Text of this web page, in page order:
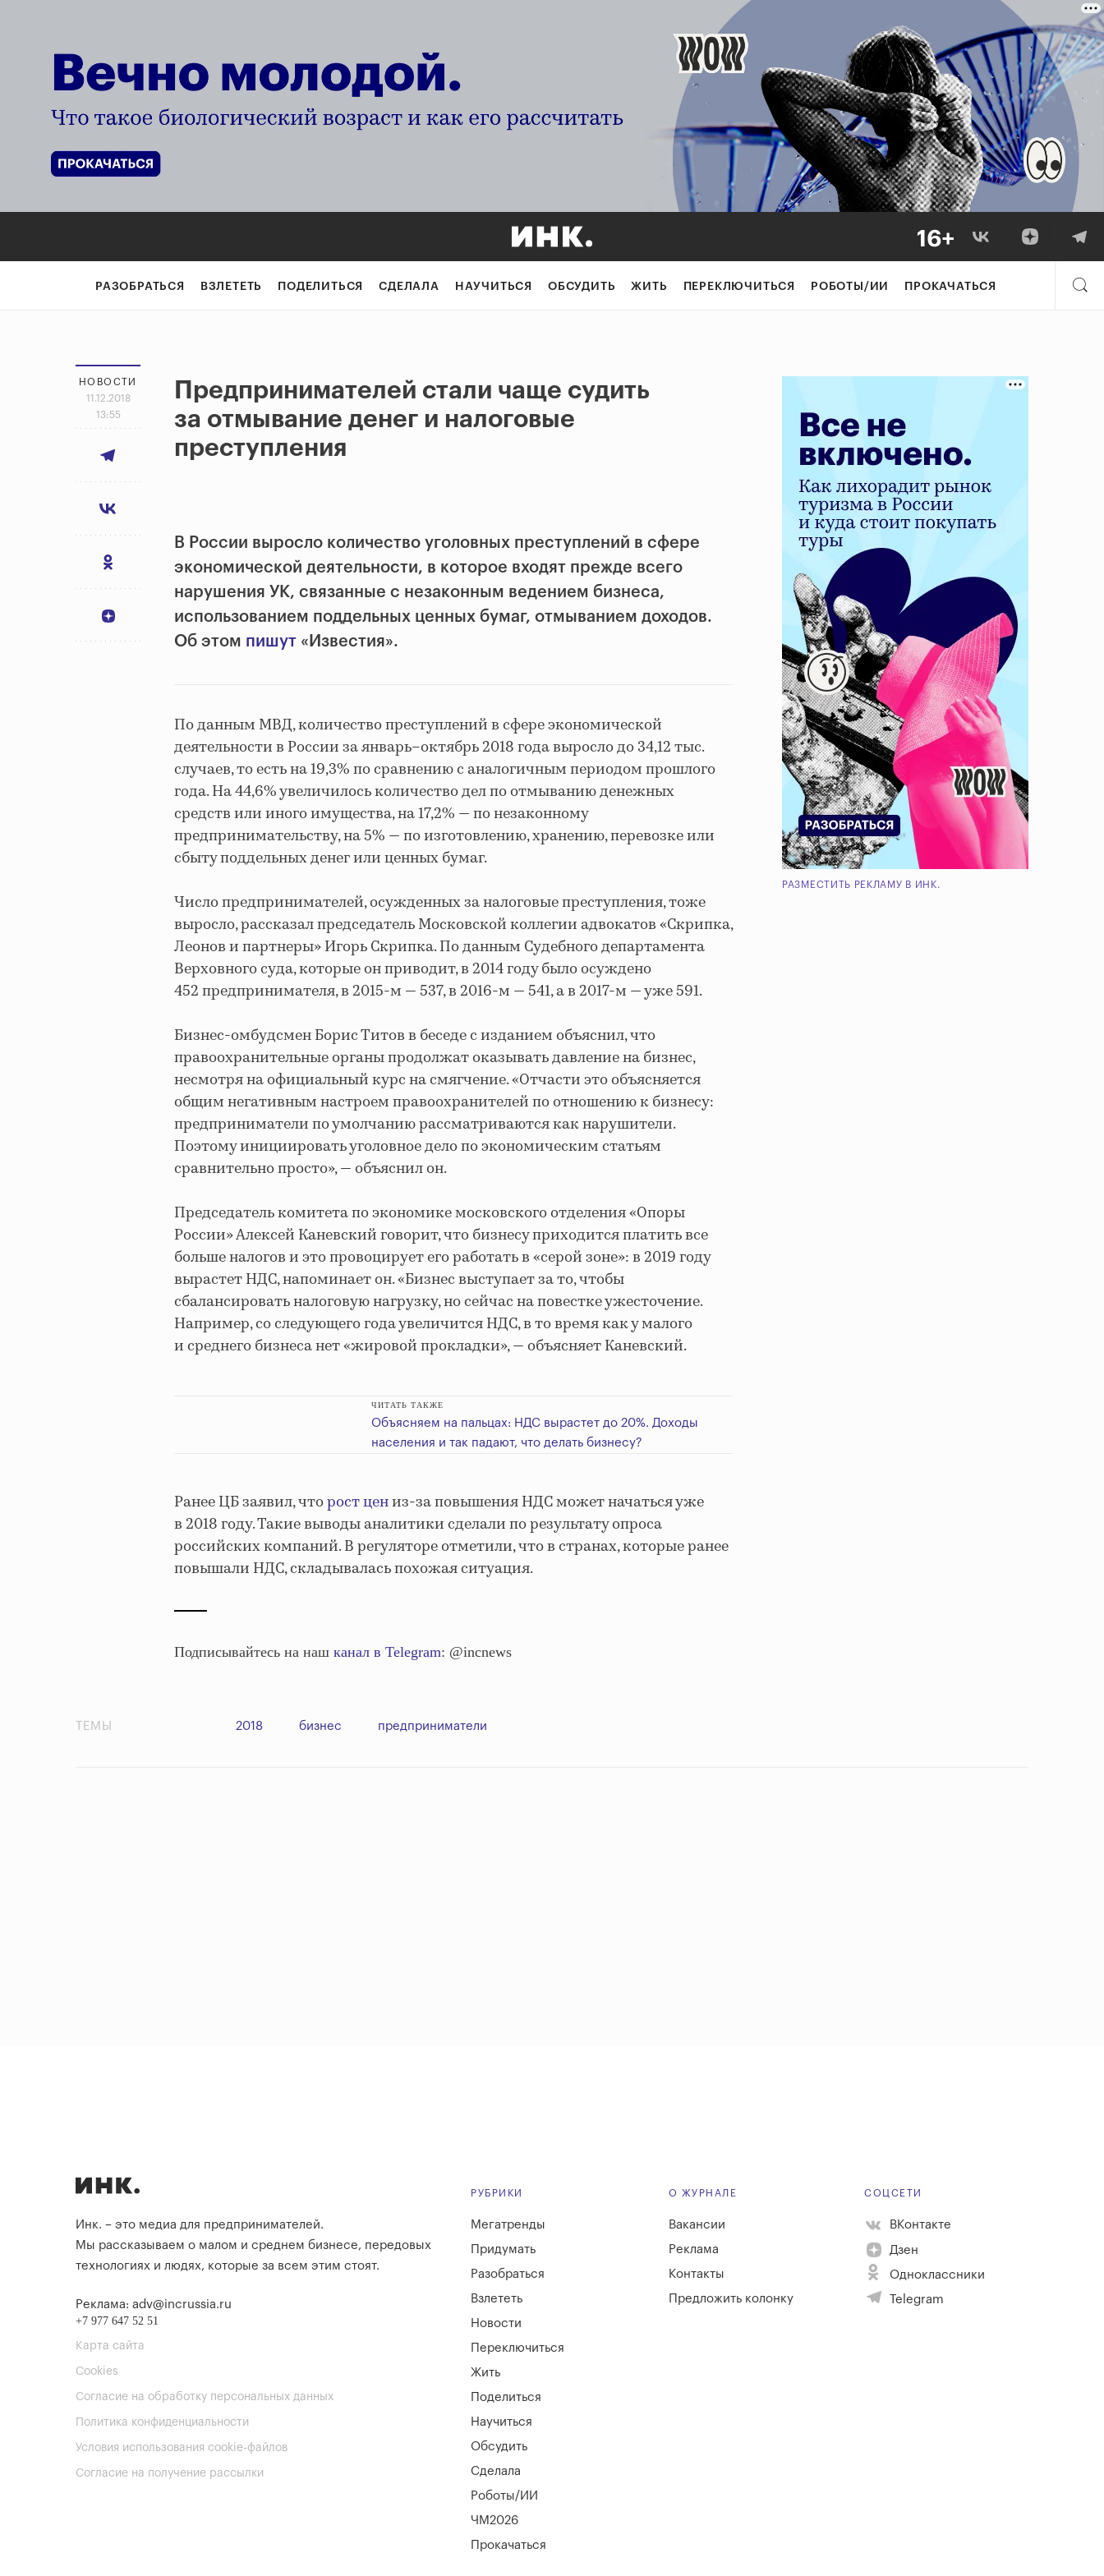
РАЗОБРАТЬСЯ ВЗЛЕТЕТЬ ПОДЕЛИТЬСЯ СДЕЛАЛА НАУЧИТЬСЯ ОБСУДИТЬ ЖИТЬ ПЕРЕКЛЮЧИТЬСЯ РОБОТЫ/ИИ ПРОКАЧАТЬСЯ
НОВОСТИ
11.12.2018
13:55
Предпринимателей стали чаще судить
за отмывание денег и налоговые
преступления
В России выросло количество уголовных преступлений в сфере
экономической деятельности, в которое входят прежде всего
нарушения УК, связанные с незаконным ведением бизнеса,
использованием поддельных ценных бумаг, отмыванием доходов.
Об этом пишут «Известия».
По данным МВД, количество преступлений в сфере экономической
деятельности в России за январь–октябрь 2018 года выросло до 34,12 тыс.
случаев, то есть на 19,3% по сравнению с аналогичным периодом прошлого
года. На 44,6% увеличилось количество дел по отмыванию денежных
средств или иного имущества, на 17,2% — по незаконному
предпринимательству, на 5% — по изготовлению, хранению, перевозке или
сбыту поддельных денег или ценных бумаг.
Число предпринимателей, осужденных за налоговые преступления, тоже
выросло, рассказал председатель Московской коллегии адвокатов «Скрипка,
Леонов и партнеры» Игорь Скрипка. По данным Судебного департамента
Верховного суда, которые он приводит, в 2014 году было осуждено
452 предпринимателя, в 2015-м — 537, в 2016-м — 541, а в 2017-м — уже 591.
Бизнес-омбудсмен Борис Титов в беседе с изданием объяснил, что
правоохранительные органы продолжат оказывать давление на бизнес,
несмотря на официальный курс на смягчение. «Отчасти это объясняется
общим негативным настроем правоохранителей по отношению к бизнесу:
предприниматели по умолчанию рассматриваются как нарушители.
Поэтому инициировать уголовное дело по экономическим статьям
сравнительно просто», — объяснил он.
Председатель комитета по экономике московского отделения «Опоры
России» Алексей Каневский говорит, что бизнесу приходится платить все
больше налогов и это провоцирует его работать в «серой зоне»: в 2019 году
вырастет НДС, напоминает он. «Бизнес выступает за то, чтобы
сбалансировать налоговую нагрузку, но сейчас на повестке ужесточение.
Например, со следующего года увеличится НДС, в то время как у малого
и среднего бизнеса нет «жировой прокладки», — объясняет Каневский.
ЧИТАТЬ ТАКЖЕ
Объясняем на пальцах: НДС вырастет до 20%. Доходы
населения и так падают, что делать бизнесу?
Ранее ЦБ заявил, чторост цениз-за повышения НДС может начаться уже
в 2018 году. Такие выводы аналитики сделали по результату опроса
российских компаний. В регуляторе отметили, что в странах, которые ранее
повышали НДС, складывалась похожая ситуация.
Подписывайтесь на наш канал в Telegram: @incnews
РАЗМЕСТИТЬ РЕКЛАМУ В ИНК.
ТЕМЫ 2018 бизнес предприниматели
Инк. – это медиа для предпринимателей.
Мы рассказываем о малом и среднем бизнесе, передовых
технологиях и людях, которые за всем этим стоят.
Реклама: adv@incrussia.ru
+7 977 647 52 51
Карта сайта
Cookies
Согласие на обработку персональных данных
Политика конфиденциальности
Условия использования cookie-файлов
Согласие на получение рассылки
РУБРИКИ
Мегатренды
Придумать
Разобраться
Взлететь
Новости
Переключиться
Жить
Поделиться
Научиться
Обсудить
Сделала
Роботы/ИИ
ЧМ2026
Прокачаться
О ЖУРНАЛЕ
Вакансии
Реклама
Контакты
Предложить колонку
СОЦСЕТИ
ВКонтакте
Дзен
Одноклассники
Telegram